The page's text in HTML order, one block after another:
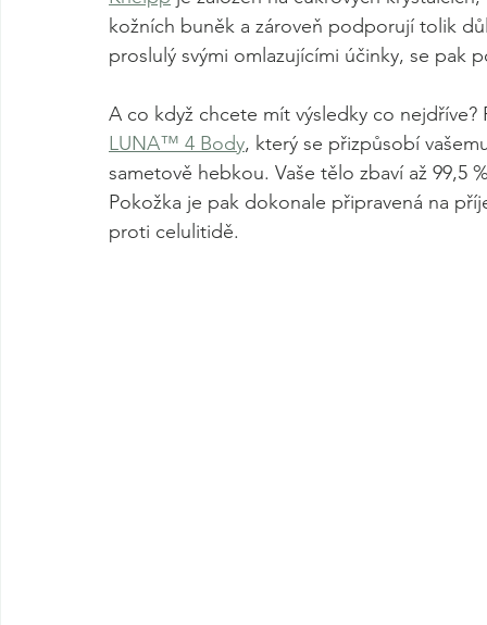
kožních buněk a zároveň podporují tolik
proslulý svými omlazujícími účinky, se pak
A co když chcete mít výsledky co
LUNA™ 4 Body, který se přizpůsobí
sametově hebkou. Vaše tělo zbaví až
Pokožka je pak dokonale připravená na
proti celulitidě.